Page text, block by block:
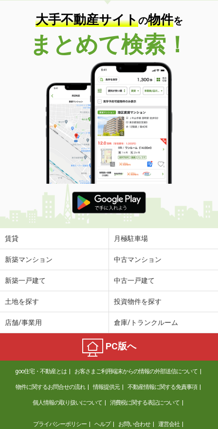
大手不動産サイトの物件を
まとめて検索！
賃貸 月極駐車場
新築マンション 中古マンション
新築一戸建て 中古一戸建て
土地を探す 投資物件を探す
店舗/事業用 倉庫/トランクルーム
PC版へ
goo住宅・不動産とは お客さまご利用端末からの情報の外部送信について
物件に関するお問合せの流れ 情報提供元 不動産情報に関する免責事項
個人情報の取り扱いについて 消費税に関する表記について
プライバシーポリシー ヘルプ お問い合わせ 運営会社